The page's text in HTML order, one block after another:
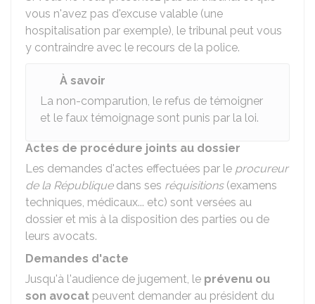
vous n'avez pas d'excuse valable (une
hospitalisation par exemple), le tribunal peut vous
y contraindre avec le recours de la police.
À savoir
La non-comparution, le refus de témoigner
et le faux témoignage sont punis par la loi.
Actes de procédure joints au dossier
Les demandes d'actes effectuées par le procureur
de la Républiquedans ses réquisitions(examens
techniques, médicaux... etc) sont versées au
dossier et mis à la disposition des parties ou de
leurs avocats.
Demandes d'acte
Jusqu'à l'audience de jugement, le prévenu ou
son avocat peuvent demander au président du